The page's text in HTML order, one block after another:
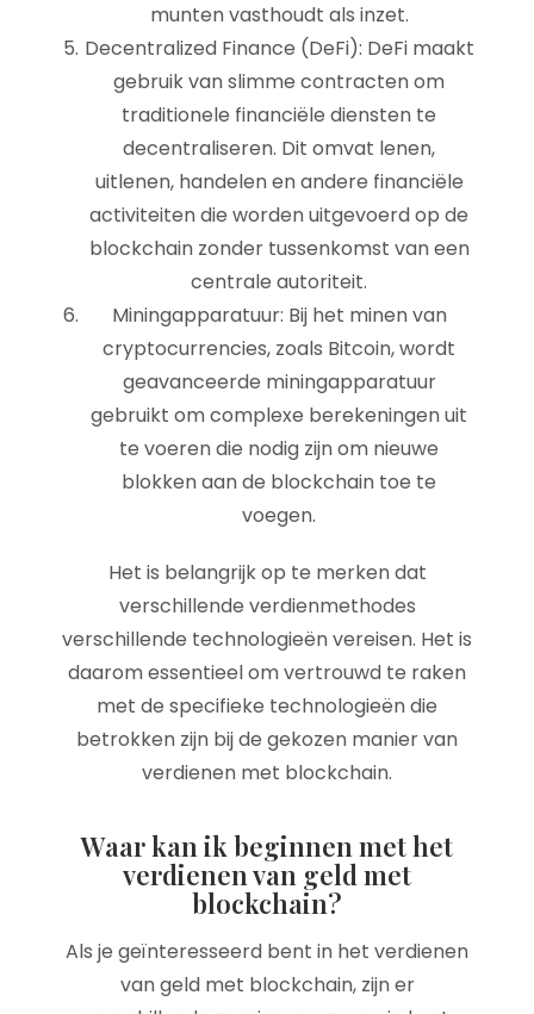
munten vasthoudt als inzet.
Decentralized Finance (DeFi): DeFi maakt
gebruik van slimme contracten om
traditionele financiële diensten te
decentraliseren. Dit omvat lenen,
uitlenen, handelen en andere financiële
activiteiten die worden uitgevoerd op de
blockchain zonder tussenkomst van een
centrale autoriteit.
Miningapparatuur: Bij het minen van
cryptocurrencies, zoals Bitcoin, wordt
geavanceerde miningapparatuur
gebruikt om complexe berekeningen uit
te voeren die nodig zijn om nieuwe
blokken aan de blockchain toe te
voegen.
Het is belangrijk op te merken dat
verschillende verdienmethodes
verschillende technologieën vereisen. Het is
daarom essentieel om vertrouwd te raken
met de specifieke technologieën die
betrokken zijn bij de gekozen manier van
verdienen met blockchain.
Waar kan ik beginnen met het
verdienen van geld met
blockchain?
Als je geïnteresseerd bent in het verdienen
van geld met blockchain, zijn er